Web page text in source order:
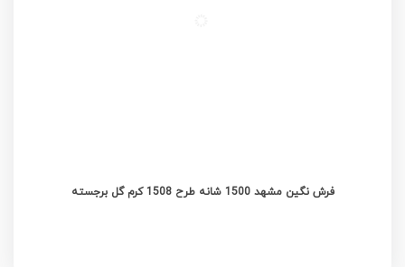
فرش نگین مشهد 1500 شانه طرح 1508 کرم گل برجسته